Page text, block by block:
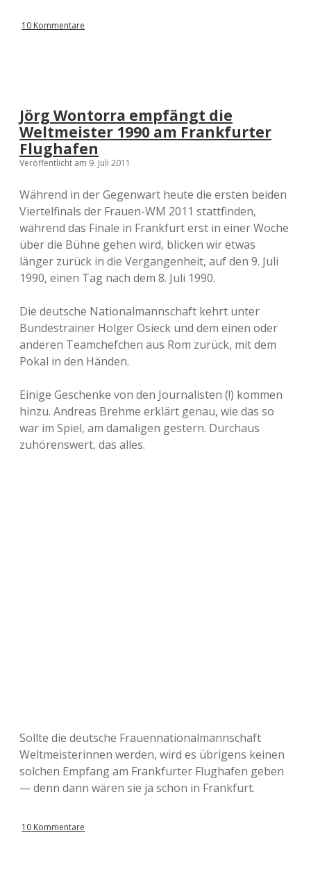
10 Kommentare
Jörg Wontorra empfängt die
Weltmeister 1990 am Frankfurter
Flughafen
Veröffentlicht am 9. Juli 2011
Während in der Gegenwart heute die ersten beiden
Viertelfinals der Frauen-WM 2011 stattfinden,
während das Finale in Frankfurt erst in einer Woche
über die Bühne gehen wird, blicken wir etwas
länger zurück in die Vergangenheit, auf den 9. Juli
1990, einen Tag nach dem 8. Juli 1990.
Die deutsche Nationalmannschaft kehrt unter
Bundestrainer Holger Osieck und dem einen oder
anderen Teamchefchen aus Rom zurück, mit dem
Pokal in den Händen.
Einige Geschenke von den Journalisten (!) kommen
hinzu. Andreas Brehme erklärt genau, wie das so
war im Spiel, am damaligen gestern. Durchaus
zuhörenswert, das alles.
Sollte die deutsche Frauennationalmannschaft
Weltmeisterinnen werden, wird es übrigens keinen
solchen Empfang am Frankfurter Flughafen geben
— denn dann wären sie ja schon in Frankfurt.
10 Kommentare